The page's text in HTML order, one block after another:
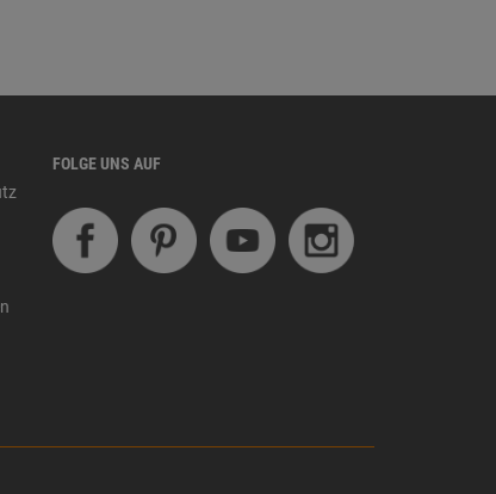
FOLGE UNS AUF